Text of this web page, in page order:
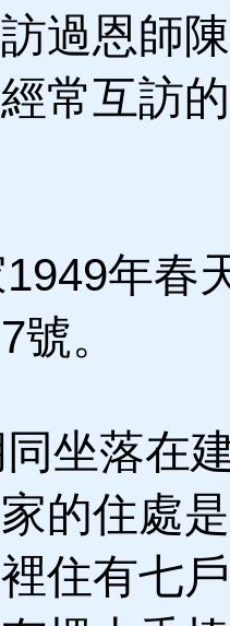
過恩師
常互訪
年春
。
坐落在
家的住處
住有七